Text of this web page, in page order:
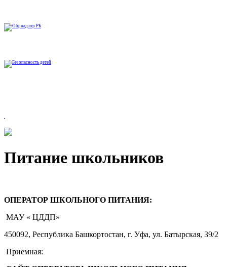
Питание школьников
ОПЕРАТОР ШКОЛЬНОГО ПИТАНИЯ:
МАУ « ЦДДП»
450092, Республика Башкортостан, г. Уфа, ул. Батырская, 39/2
Приемная: